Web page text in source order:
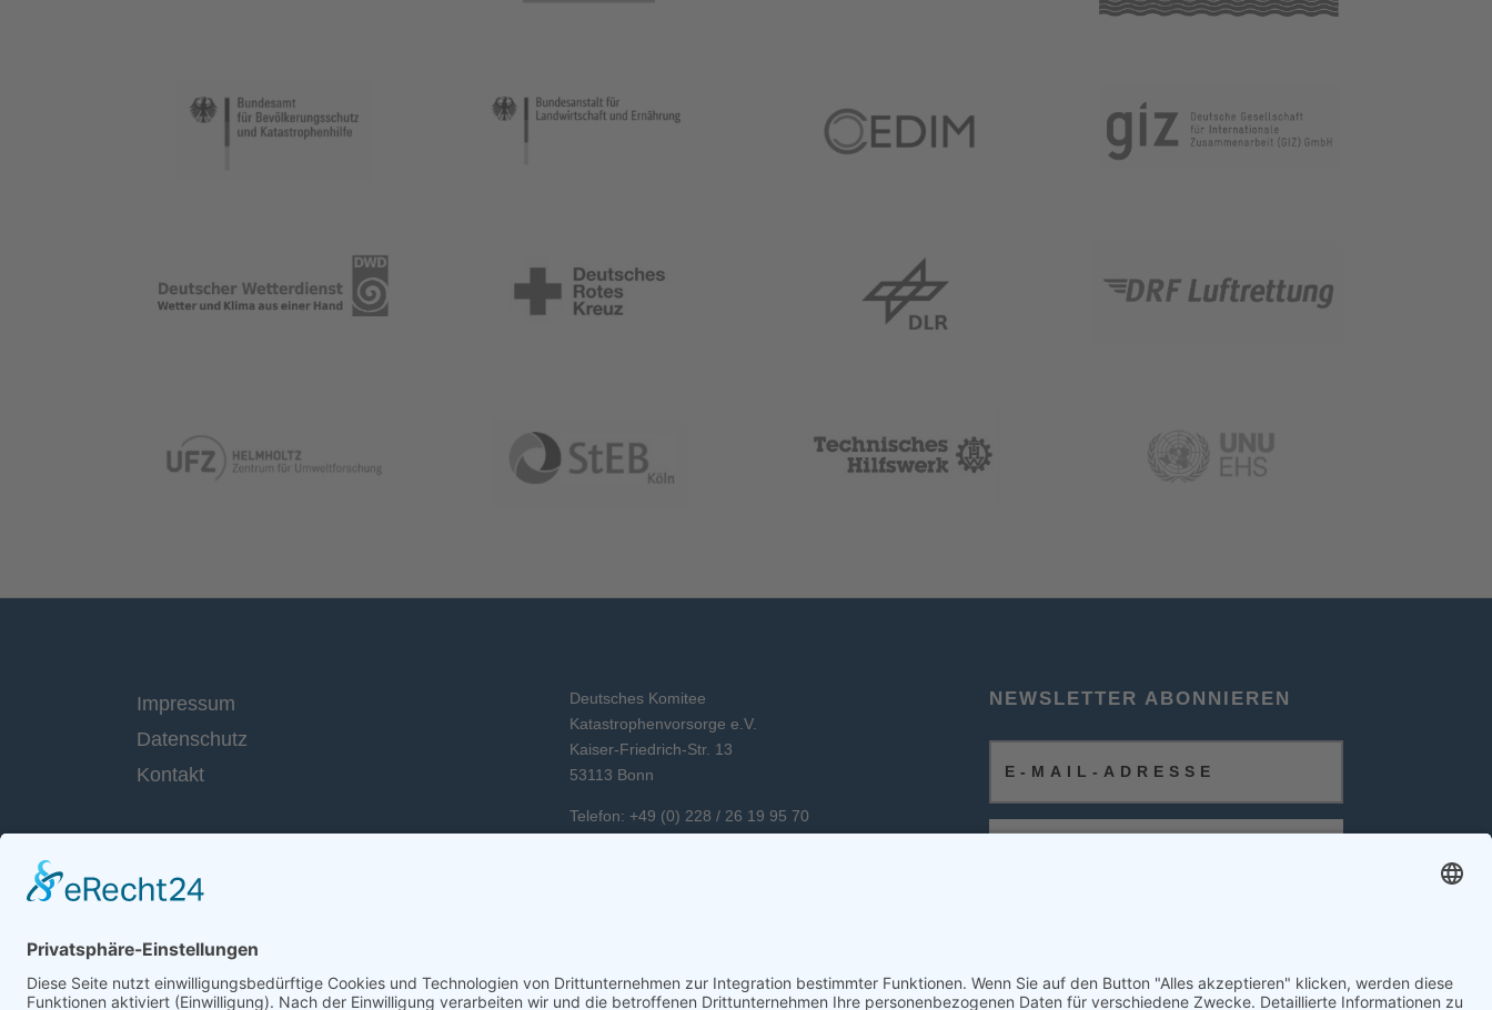
Impressum
Datenschutz
Kontakt
Deutsches Komitee
Katastrophenvorsorge e.V.
Kaiser-Friedrich-Str. 13
53113 Bonn
Telefon: +49 (0) 228 / 26 19 95 70
NEWSLETTER ABONNIEREN